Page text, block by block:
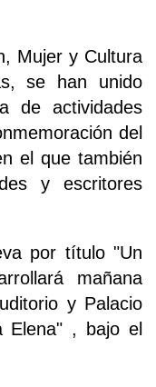
Mujer y Cultura
se han unido
de actividades
del
el que también
y escritores
por título "Un
mañana
y Palacio
Elena" , bajo el